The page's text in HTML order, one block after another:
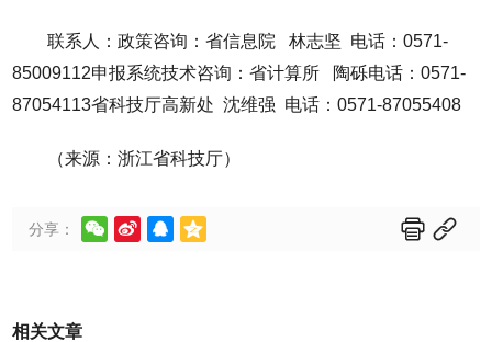
联系人：政策咨询：省信息院 林志坚 电话：0571-
85009112申报系统技术咨询：省计算所 陶砾电话：0571-
87054113省科技厅高新处 沈维强 电话：0571-87055408
（来源：浙江省科技厅）
分享：      
相关文章